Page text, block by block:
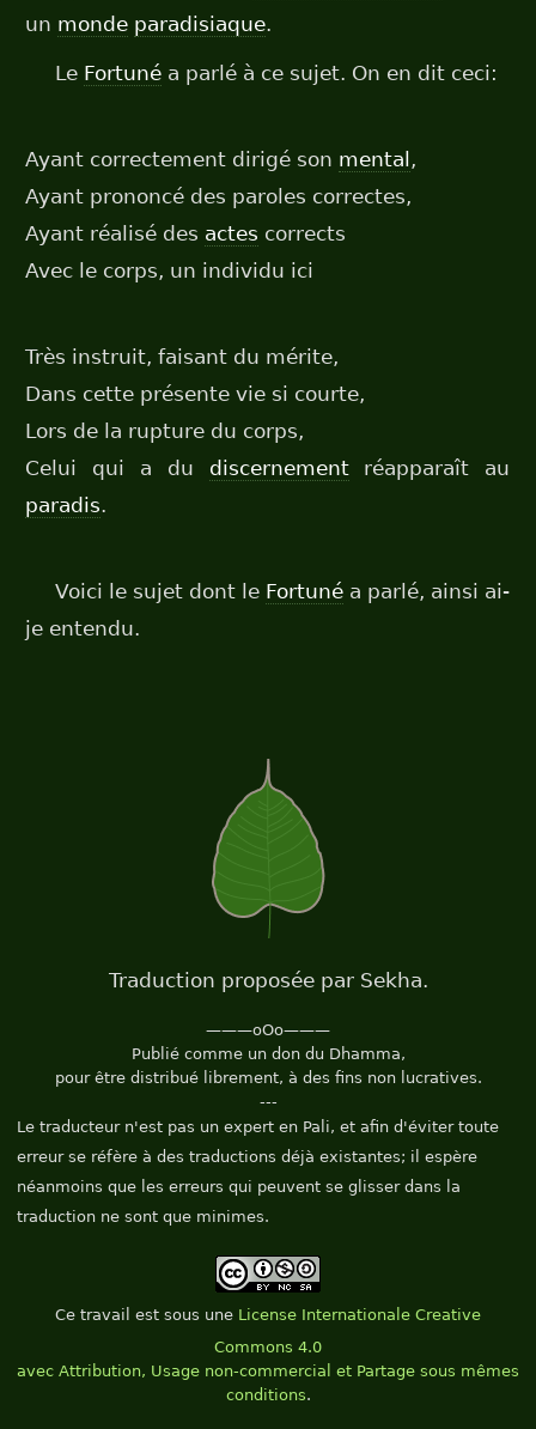
un monde paradisiaque.
Le Fortuné a parlé à ce sujet. On en dit ceci:
Ayant correctement dirigé son mental ,
Ayant prononcé des paroles correctes,
Ayant réalisé des actes corrects
Avec le corps, un individu ici
Très instruit, faisant du mérite,
Dans cette présente vie si courte,
Lors de la rupture du corps,
Celui qui a du discernementréapparaît au
paradis.
Voici le sujet dont le Fortuné a parlé, ainsi ai-
je entendu.
Traduction proposée par Sekha.
———oOo———
Publié comme un don du Dhamma,
pour être distribué librement, à des fins non lucratives.
---
Le traducteur n'est pas un expert en Pali, et afin d'éviter toute
erreur se réfère à des traductions déjà existantes; il espère
néanmoins que les erreurs qui peuvent se glisser dans la
traduction ne sont que minimes.
Ce travail est sous une License Internationale Creative
Commons 4.0
avec Attribution, Usage non-commercial et Partage sous mêmes
conditions.